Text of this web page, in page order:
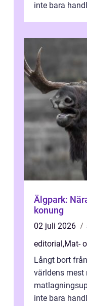
inte bara
Älgpark:
konung
02 juli 2026
editorial ,Mat-
Långt bort
världens mest
inte bara